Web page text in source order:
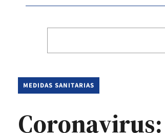
MEDIDAS SANITARIAS